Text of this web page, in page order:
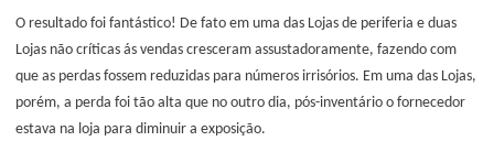
O resultado foi fantástico! De fato em uma das Lojas de periferia e duas
Lojas não críticas ás vendas cresceram assustadoramente, fazendo com
que as perdas fossem reduzidas para números irrisórios. Em uma das Lojas,
porém, a perda foi tão alta que no outro dia, pós-inventário o fornecedor
estava na loja para diminuir a exposição.